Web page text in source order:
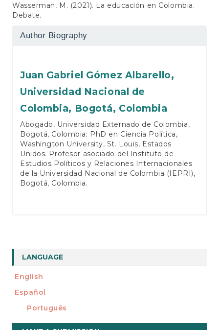
Wasserman, M. (2021). La educación en Colombia.
Debate.
Author Biography
Juan Gabriel Gómez Albarello,
Universidad Nacional de
Colombia, Bogotá, Colombia
Abogado, Universidad Externado de Colombia,
Bogotá, Colombia; PhD en Ciencia Política,
Washington University, St. Louis, Estados
Unidos. Profesor asociado del Instituto de
Estudios Políticos y Relaciones Internacionales
de la Universidad Nacional de Colombia (IEPRI),
Bogotá, Colombia.
LANGUAGE
English
Español
Português
Make